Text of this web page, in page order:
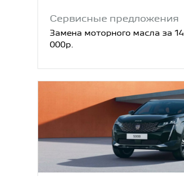
Сервисные предложения
Замена моторного масла за 14
000р.